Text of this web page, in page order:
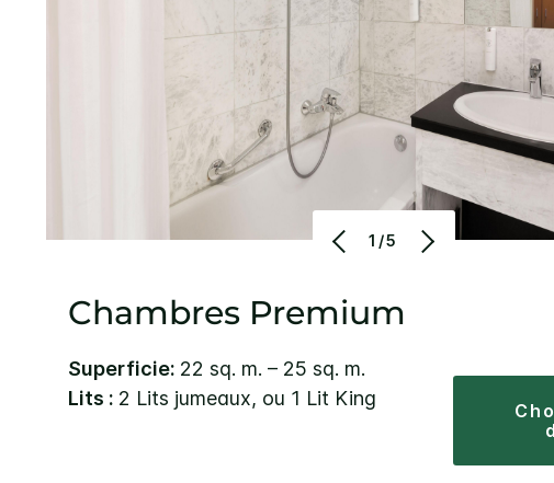
1/5
Chambres Premium
Superficie: 22 sq. m. – 25 sq. m.
Lits : 2 Lits jumeaux, ou 1 Lit King
choisir des